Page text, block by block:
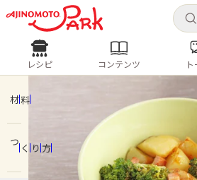
ログインするとレシピを保存
ホーム
レシピ
人気の食材・レシピ
きゅうり なす トマト
レシピ コンテンツ
材料
つくり方